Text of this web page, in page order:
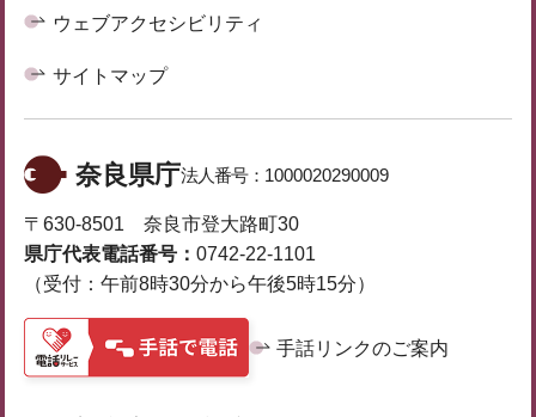
ウェブアクセシビリティ
サイトマップ
奈良県庁法人番号： 1000020290009
〒630-8501 奈良市登大路町30
県庁代表電話番号： 0742-22-1101
（受付：午前8時30分から午後5時15分）
手話リンクのご案内